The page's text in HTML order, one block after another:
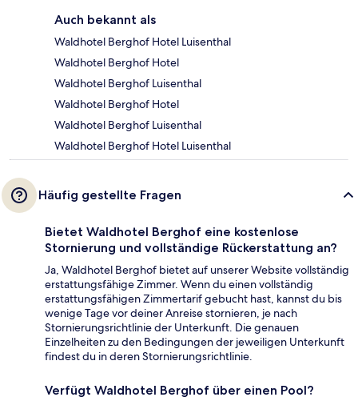
Auch bekannt als
Waldhotel Berghof Hotel Luisenthal
Waldhotel Berghof Hotel
Waldhotel Berghof Luisenthal
Waldhotel Berghof Hotel
Waldhotel Berghof Luisenthal
Waldhotel Berghof Hotel Luisenthal
Häufig gestellte Fragen
Bietet Waldhotel Berghof eine kostenlose
Stornierung und vollständige Rückerstattung an?
Ja, Waldhotel Berghof bietet auf unserer Website vollständig
erstattungsfähige Zimmer. Wenn du einen vollständig
erstattungsfähigen Zimmertarif gebucht hast, kannst du bis
wenige Tage vor deiner Anreise stornieren, je nach
Stornierungsrichtlinie der Unterkunft. Die genauen
Einzelheiten zu den Bedingungen der jeweiligen Unterkunft
findest du in deren Stornierungsrichtlinie.
Verfügt Waldhotel Berghof über einen Pool?